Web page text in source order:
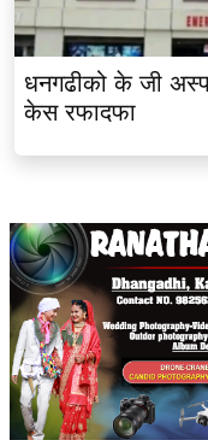
धनगढीको के जी
केस रफादफा